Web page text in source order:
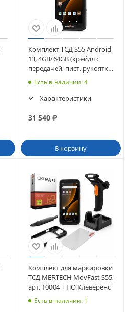
Комплект ТСД S55 Android
13, 4GB/64GB (крейдл с
передачей, пист. рукоятка,
чехол, стекло, ремешок)
Есть в наличии: 4
Характеристики
31 540₽
В корзину
Комплект для маркировки
ТСД MERTECH MovFast S55,
арт. 10004 + ПО Клеверенс
Есть в наличии: 1